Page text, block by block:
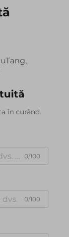
în curând.
0/100
0/100